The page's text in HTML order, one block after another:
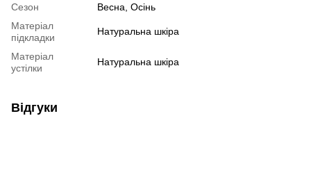
Сезон
Весна, Осінь
Матеріал
підкладки
Натуральна шкіра
Матеріал
устілки
Натуральна шкіра
Відгуки